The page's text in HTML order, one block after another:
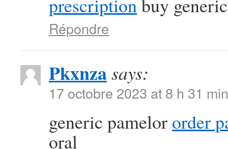
prescriptionbuy
Répondre
Pkxnzasays:
17 octobre 2023 at 8 h 31 min
generic pamelor order
oral